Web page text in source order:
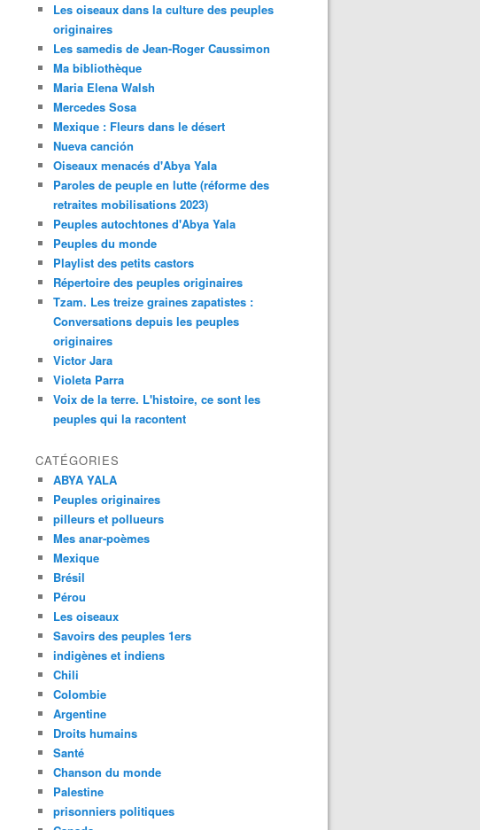
Juventudes indígenas do Rio Negro lançam Carta de Direitos
Les oiseaux dans la culture des peuples
originaires
Les samedis de Jean-Roger Caussimon
Ma bibliothèque
Maria Elena Walsh
Mercedes Sosa
Mexique : Fleurs dans le désert
Nueva canción
Oiseaux menacés d'Abya Yala
Paroles de peuple en lutte (réforme des
retraites mobilisations 2023)
Peuples autochtones d'Abya Yala
Peuples du monde
Playlist des petits castors
Répertoire des peuples originaires
Tzam. Les treize graines zapatistes :
Conversations depuis les peuples
originaires
Victor Jara
Violeta Parra
Voix de la terre. L'histoire, ce sont les
peuples qui la racontent
CATÉGORIES
ABYA YALA
Peuples originaires
pilleurs et pollueurs
Mes anar-poèmes
Mexique
Brésil
Pérou
Les oiseaux
Savoirs des peuples 1ers
indigènes et indiens
Chili
Colombie
Argentine
Droits humains
Santé
Chanson du monde
Palestine
prisonniers politiques